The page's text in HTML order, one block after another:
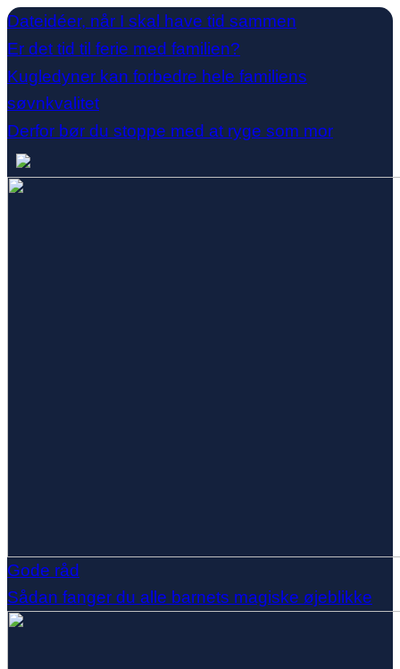
Dateidéer, når I skal have tid sammen
Er det tid til ferie med familien?
Kugledyner kan forbedre hele familiens
søvnkvalitet
Derfor bør du stoppe med at ryge som mor
Gode råd
Sådan fanger du alle barnets magiske øjeblikke